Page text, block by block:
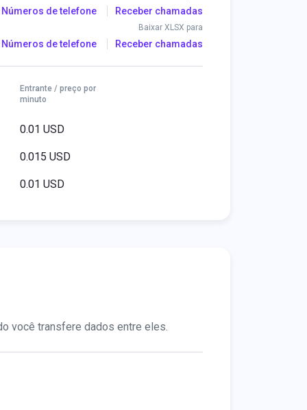
Números de telefone Receber chamadas
Baixar XLSX para
Números de telefone Receber chamadas
Entrante / preço por
minuto
0.01 USD
0.015 USD
0.01 USD
você transfere dados entre eles.